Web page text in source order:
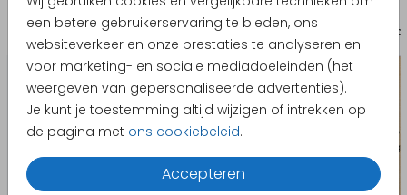
een betere gebruikerservaring te bieden, ons
websiteverkeer en onze prestaties te analyseren en
voor marketing- en sociale mediadoeleinden (het
weergeven van gepersonaliseerde advertenties).
Je kunt je toestemming altijd wijzigen of intrekken op
de pagina met ons cookiebeleid.
Accepteren
Babyborrelkaartje